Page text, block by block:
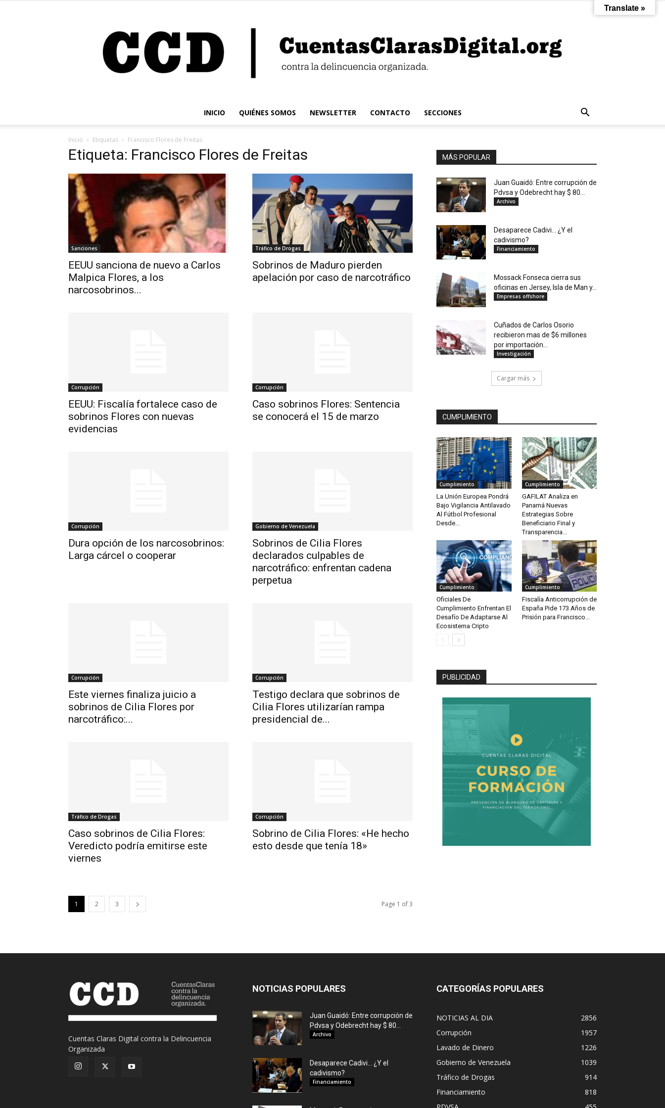
Claras
INICIO QUIÉNES SOMOS NEWSLETTER CONTACTO SECCIONES
Inicio Etiquetas Francisco Flores de Freitas
Etiqueta: Francisco Flores de Freitas
Sanciones
EEUU sanciona de nuevo a Carlos
Malpica Flores, a los
narcosobrinos...
Tráfico de Drogas
Sobrinos de Maduro pierden
apelación por caso de narcotráfico
Corrupción
EEUU: Fiscalía fortalece caso de
sobrinos Flores con nuevas
evidencias
Corrupción
Caso sobrinos Flores: Sentencia
se conocerá el 15 de marzo
Corrupción
Dura opción de los narcosobrinos:
Larga cárcel o cooperar
Gobierno de Venezuela
Sobrinos de Cilia Flores
declarados culpables de
narcotráfico: enfrentan cadena
perpetua
Corrupción
Este viernes finaliza juicio a
sobrinos de Cilia Flores por
narcotráfico:...
Corrupción
Testigo declara que sobrinos de
Cilia Flores utilizarían rampa
presidencial de...
Tráfico de Drogas
Caso sobrinos de Cilia Flores:
Veredicto podría emitirse este
viernes
Corrupción
Sobrino de Cilia Flores: «He hecho
esto desde que tenía 18»
1 2 3 Page 1 of 3
MÁS POPULAR
Juan Guaidó: Entre corrupción de
Pdvsa y Odebrecht hay $ 80...
Archivo
Desaparece Cadivi… ¿Y el
cadivismo?
Financiamiento
Mossack Fonseca cierra sus
oficinas en Jersey, Isla de Man y...
Empresas offshore
Cuñados de Carlos Osorio
recibieron mas de $6 millones
por importación...
Investigación
Cargar más
CUMPLIMIENTO
Cumplimiento
La Unión Europea Pondrá
Bajo Vigilancia Antilavado
Al Fútbol Profesional
Desde...
Cumplimiento
GAFILAT Analiza en
Panamá Nuevas
Estrategias Sobre
Beneficiario Final y
Transparencia...
Cumplimiento
Oficiales De
Cumplimiento Enfrentan El
Desafío De Adaptarse Al
Ecosistema Cripto
Cumplimiento
Fiscalía Anticorrupción de
España Pide 173 Años de
Prisión para Francisco...
PUBLICIDAD
Cuentas Claras Digital contra la Delincuencia
Organizada
NOTICIAS POPULARES
Juan Guaidó: Entre corrupción de
Pdvsa y Odebrecht hay $ 80...
Archivo
Desaparece Cadivi… ¿Y el
cadivismo?
Financiamiento
CATEGORÍAS POPULARES
NOTICIAS AL DIA
2856
Corrupción
1957
Lavado de Dinero
1226
Gobierno de Venezuela
1039
Tráfico de Drogas
914
Financiamiento
818
Translate »